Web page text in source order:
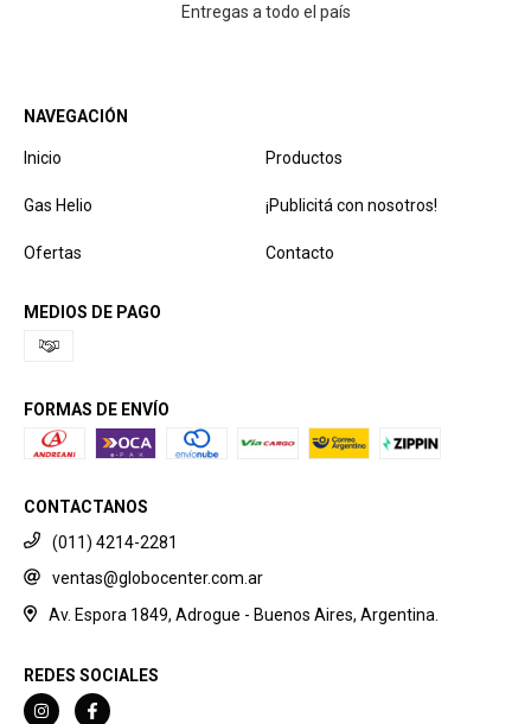
Entregas a todo el país
NAVEGACIÓN
Inicio Productos
Gas Helio ¡Publicitá con nosotros!
Ofertas Contacto
MEDIOS DE PAGO
FORMAS DE ENVÍO
CONTACTANOS
(011) 4214-2281
ventas@globocenter.com.ar
Av. Espora 1849, Adrogue - Buenos Aires, Argentina.
REDES SOCIALES